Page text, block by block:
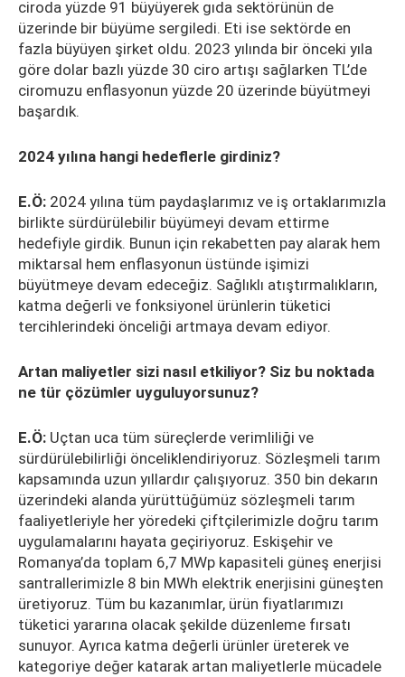
ciroda yüzde 91 büyüyerek gıda sektörünün de
üzerinde bir büyüme sergiledi. Eti ise sektörde en
fazla büyüyen şirket oldu. 2023 yılında bir önceki yıla
göre dolar bazlı yüzde 30 ciro artışı sağlarken TL’de
ciromuzu enflasyonun yüzde 20 üzerinde büyütmeyi
başardık.
2024 yılına hangi hedeflerle girdiniz?
E.Ö: 2024 yılına tüm paydaşlarımız ve iş ortaklarımızla
birlikte sürdürülebilir büyümeyi devam ettirme
hedefiyle girdik. Bunun için rekabetten pay alarak hem
miktarsal hem enflasyonun üstünde işimizi
büyütmeye devam edeceğiz. Sağlıklı atıştırmalıkların,
katma değerli ve fonksiyonel ürünlerin tüketici
tercihlerindeki önceliği artmaya devam ediyor.
Artan maliyetler sizi nasıl etkiliyor? Siz bu noktada
ne tür çözümler uyguluyorsunuz?
E.Ö: Uçtan uca tüm süreçlerde verimliliği ve
sürdürülebilirliği önceliklendiriyoruz. Sözleşmeli tarım
kapsamında uzun yıllardır çalışıyoruz. 350 bin dekarın
üzerindeki alanda yürüttüğümüz sözleşmeli tarım
faaliyetleriyle her yöredeki çiftçilerimizle doğru tarım
uygulamalarını hayata geçiriyoruz. Eskişehir ve
Romanya’da toplam 6,7 MWp kapasiteli güneş enerjisi
santrallerimizle 8 bin MWh elektrik enerjisini güneşten
üretiyoruz. Tüm bu kazanımlar, ürün fiyatlarımızı
tüketici yararına olacak şekilde düzenleme fırsatı
sunuyor. Ayrıca katma değerli ürünler üreterek ve
kategoriye değer katarak artan maliyetlerle mücadele